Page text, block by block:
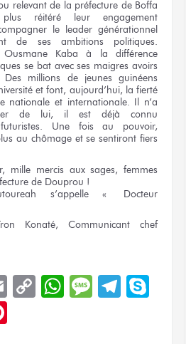
relevantde la préfecture de Boffa
réitéré leur engagement
le leader générationnel
de ses ambitions politiques.
Ousmane Kaba
à la différence
se bat avec ses maigres avoirs
Des millions de jeunes guinéens
et font, aujourd’hui, la fierté
nationaleet internationale. Il n’a
de lui, il est déjà connu
Une fois
au pouvoir,
au chômage et se sentiront fiers
mille mercis aux sages, femmes
de Douprou !
s’appelle « Docteur
Konaté, Communicant chef
EmailCopyWhatsApp
Message